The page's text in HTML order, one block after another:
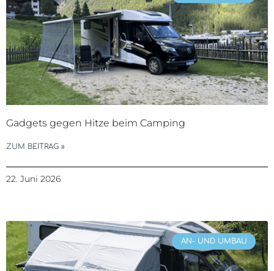
Gadgets gegen Hitze beim Camping
ZUM BEITRAG »
22. Juni 2026
AN- UND UMBAU